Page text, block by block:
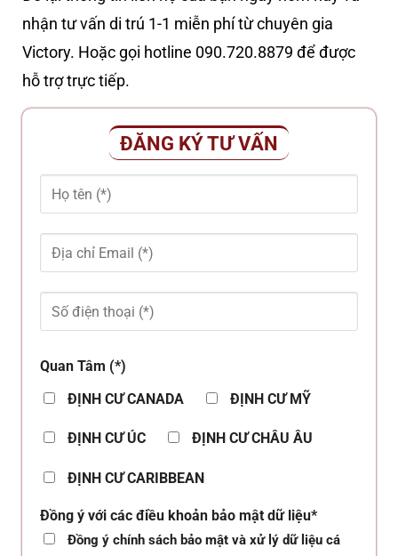
nhận tư vấn di trú 1-1 miễn phí từ chuyên gia
Victory. Hoặc gọi hotline 090.720.8879 để được
hỗ trợ trực tiếp.
ĐĂNG KÝ TƯ VẤN
Quan Tâm (*)
ĐỊNH CƯ CANADA
ĐỊNH CƯ MỸ
ĐỊNH CƯ ÚC ĐỊNH CƯ CHÂU ÂU
ĐỊNH CƯ CARIBBEAN
Đồng ý với các điều khoản bảo mật dữ liệu*
Đồng ý chính sách bảo mật và xử lý dữ liệu cá